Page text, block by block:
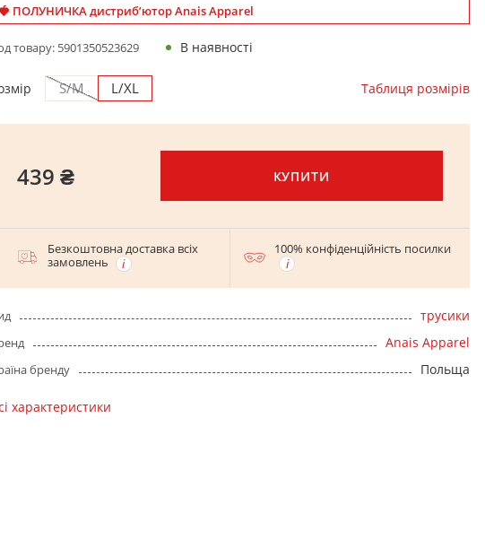
ПОЛУНИЧКА дистриб’ютор Anais Apparel
товару: 5901350523629 В наявності
S/M L/XL Таблиця розмірів
КУПИТИ
439 ₴
Безкоштовна доставка всіх
замовлень
100% конфіденційність посилки
трусики
Anais Apparel
бренду Польща
характеристики